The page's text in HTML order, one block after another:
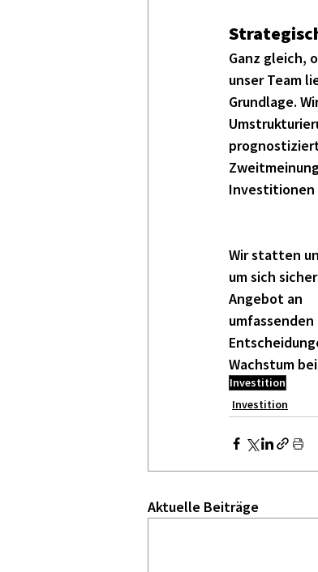
Ganz gleich,
unser Team
Grundlage.
Investitionen
Wir statten
um sich
Angebot an
Wachstum
Investition
Investition
Aktuelle Beiträge